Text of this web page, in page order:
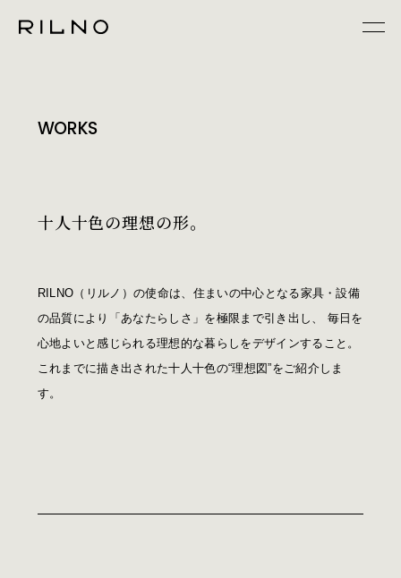
WORKS
十人十色の理想の形。
RILNO（リルノ）の使命は、住まいの中心となる家具・設備
の品質により「あなたらしさ」を極限まで引き出し、 毎日を
心地よいと感じられる理想的な暮らしをデザインすること。
これまでに描き出された十人十色の“理想図”をご紹介しま
す。